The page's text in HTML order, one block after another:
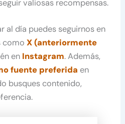
valiosas recompensas.
al día puedes seguirnos en
comoX (anteriormente
en Instagram. Además,
fuente preferida en
busques contenido,